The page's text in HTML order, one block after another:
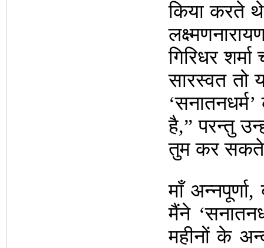
किया करते
गिरिधर
सारस्वत तो
है,” परन्तु
तुम कर सकते
माँ
मैंने
महीनों के